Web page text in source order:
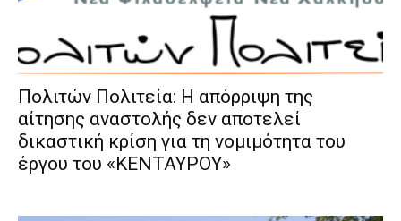
Πολιτών Πολιτεία: Η απόρριψη της
αίτησης αναστολής δεν αποτελεί
δικαστική κρίση για τη νομιμότητα του
έργου του «ΚΕΝΤΑΥΡΟΥ»